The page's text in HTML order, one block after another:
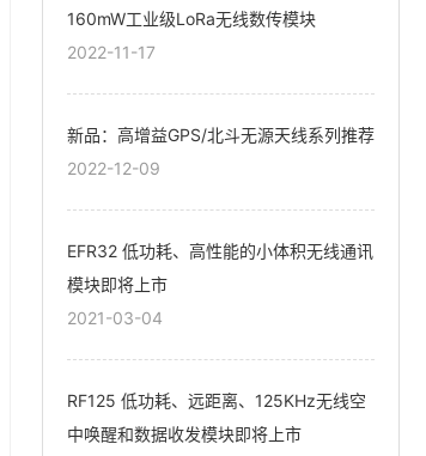
160mW工业级LoRa无线数传模块
2022-11-17
新品：高增益GPS/北斗无源天线系列推荐
2022-12-09
EFR32 低功耗、高性能的小体积无线通讯
模块即将上市
2021-03-04
RF125 低功耗、远距离、125KHz无线空
中唤醒和数据收发模块即将上市